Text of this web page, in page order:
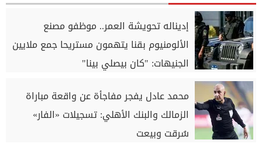
إديناله تحويشة العمر.. موظفو مصنع
الألومنيوم بقنا يتهمون مستريحا جمع ملايين
الجنيهات: "كان بيصلي بينا"
محمد عادل يفجر مفاجأة عن واقعة مباراة
الزمالك والبنك الأهلي: تسجيلات «الفار»
سُرقت وبيعت